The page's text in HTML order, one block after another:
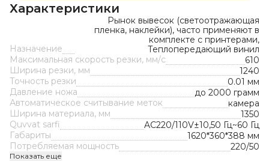
Характеристики
Назначение
Рынок вывесок (светоотражающая
пленка, наклейки), часто применяют в
комплекте с принтерами,
Теплопередающий винил
Максимальная скорость резки, мм/с
610
Ширина резки, мм
1240
Точность резки
0.01 мм
Давление ножа
до 2000 грамм
Автоматическое считывание меток
камера
Ширина материала, мм
1350
Quvvat sarfi
AC220/110V±10,50 Гц~60 Гц
Габариты
1620*360*388 мм
Потребляемая мощность
220/50
Показать еще